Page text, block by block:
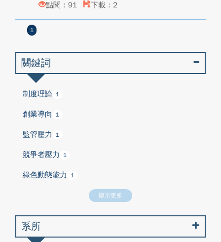
點閱：91
下載：2
1
關鍵詞
制度理論 1
創業導向 1
監管壓力 1
競爭者壓力 1
綠色動態能力 1
顯示更多
系所